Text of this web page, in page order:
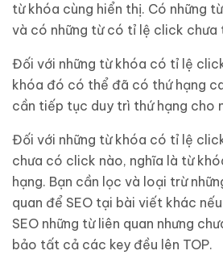
từ khóa cùng hiển thị. Có những
và có những từ có tỉ lệ click chưa
Đối với những từ khóa có tỉ lệ
khóa đó có thể đã có thứ hạng
cần tiếp tục duy trì thứ hạng cho
Đối với những từ khóa có tỉ lệ
chưa có click nào, nghĩa là từ
hạng. Bạn cần lọc và loại trừ
quan để SEO tại bài viết khác
SEO những từ liên quan nhưng
bảo tất cả các key đều lên TOP.